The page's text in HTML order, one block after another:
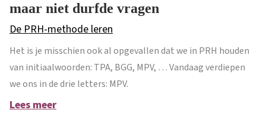
maar niet durfde vragen
De PRH-methode leren
Het is je misschien ook al opgevallen dat we in PRH houden
van initiaalwoorden: TPA, BGG, MPV, … Vandaag verdiepen
we ons in de drie letters: MPV.
Lees meer